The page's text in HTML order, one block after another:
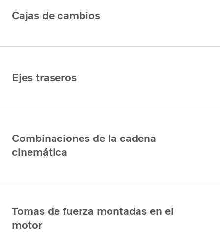
Cajas de cambios
Ejes traseros
Combinaciones de la cadena
cinemática
Tomas de fuerza montadas en el
motor